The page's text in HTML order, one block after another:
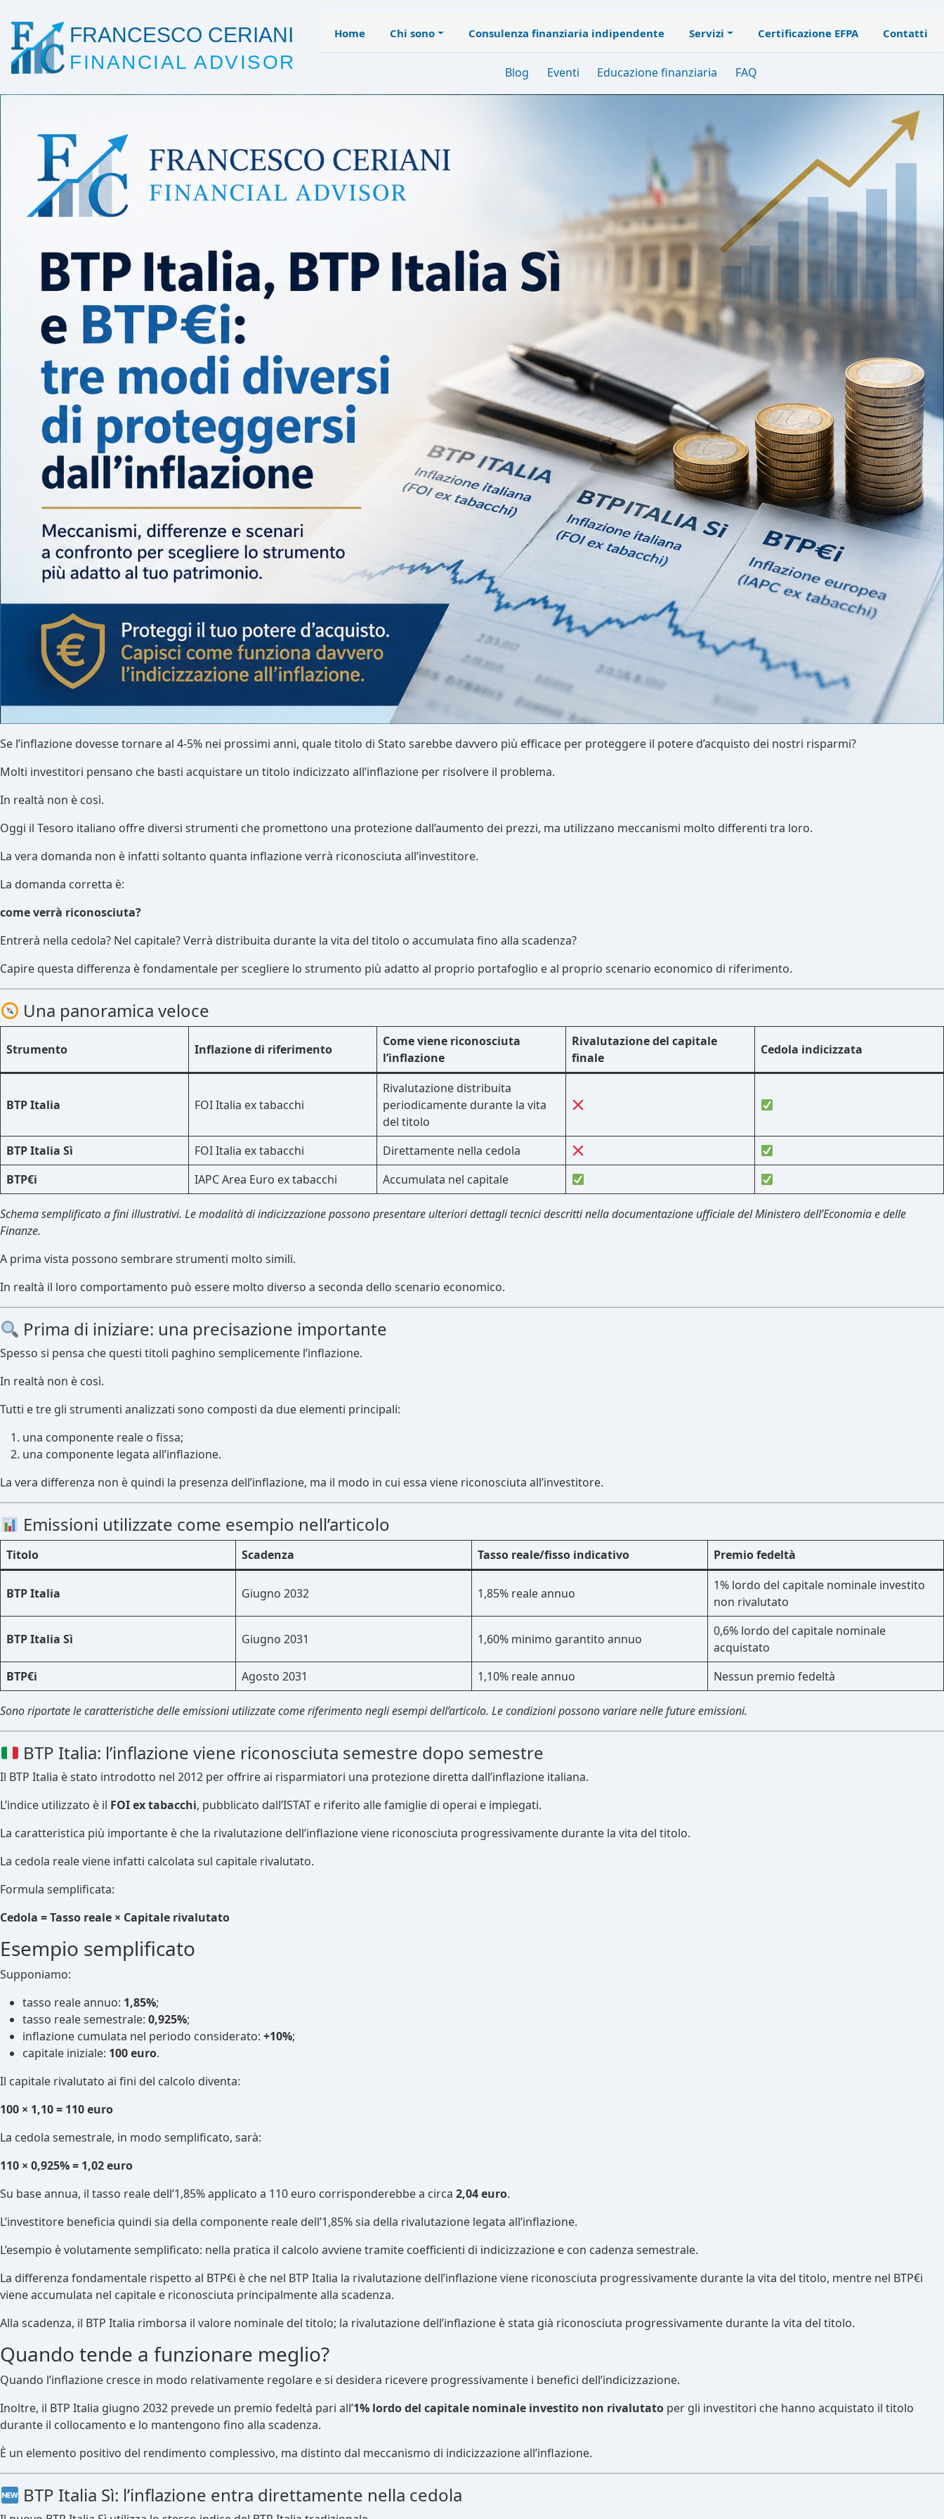
FRANCESCO CERIANI
FINANCIAL ADVISOR
Home Chi sono Consulenza finanziaria indipendente Servizi Certificazione EFPA Contatti
Blog Eventi Educazione finanziaria FAQ
Se l’inflazione dovesse tornare al 4-5% nei prossimi anni, quale titolo di Stato sarebbe davvero più efficace per proteggere il potere d’acquisto dei nostri risparmi?
Molti investitori pensano che basti acquistare un titolo indicizzato all’inflazione per risolvere il problema.
In realtà non è così.
Oggi il Tesoro italiano offre diversi strumenti che promettono una protezione dall’aumento dei prezzi, ma utilizzano meccanismi molto differenti tra loro.
La vera domanda non è infatti soltanto quanta inflazione verrà riconosciuta all’investitore.
La domanda corretta è:
come verrà riconosciuta?
Entrerà nella cedola? Nel capitale? Verrà distribuita durante la vita del titolo o accumulata fino alla scadenza?
Capire questa differenza è fondamentale per scegliere lo strumento più adatto al proprio portafoglio e al proprio scenario economico di riferimento.
Una panoramica veloce
Strumento Inflazione di riferimento
Come viene riconosciuta
l’inflazione
Rivalutazione del capitale
finale
Cedola indicizzata
BTP Italia FOI Italia ex tabacchi
Rivalutazione distribuita
periodicamente durante la vita
del titolo
BTP Italia Sì
FOI Italia ex tabacchi
Direttamente nella cedola
BTP€i
IAPC Area Euro ex tabacchi Accumulata nel capitale
Schema semplificato a fini illustrativi. Le modalità di indicizzazione possono presentare ulteriori dettagli tecnici descritti nella documentazione ufficiale del Ministero dell’Economia e delle
Finanze.
A prima vista possono sembrare strumenti molto simili.
In realtà il loro comportamento può essere molto diverso a seconda dello scenario economico.
Prima di iniziare: una precisazione importante
Spesso si pensa che questi titoli paghino semplicemente l’inflazione.
In realtà non è così.
Tutti e tre gli strumenti analizzati sono composti da due elementi principali:
una componente reale o fissa;
una componente legata all’inflazione.
La vera differenza non è quindi la presenza dell’inflazione, ma il modo in cui essa viene riconosciuta all’investitore.
Emissioni utilizzate come esempio nell’articolo
Titolo Scadenza Tasso reale/fisso indicativo Premio fedeltà
BTP Italia Giugno 2032 1,85% reale annuo
1% lordo del capitale nominale investito
non rivalutato
BTP Italia Sì Giugno 2031 1,60% minimo garantito annuo
0,6% lordo del capitale nominale
acquistato
BTP€i
Agosto 2031 1,10% reale annuo Nessun premio fedeltà
Sono riportate le caratteristiche delle emissioni utilizzate come riferimento negli esempi dell’articolo. Le condizioni possono variare nelle future emissioni.
BTP Italia: l’inflazione viene riconosciuta semestre dopo semestre
Il BTP Italia è stato introdotto nel 2012 per offrire ai risparmiatori una protezione diretta dall’inflazione italiana.
L’indice utilizzato è il FOI ex tabacchi, pubblicato dall’ISTAT e riferito alle famiglie di operai e impiegati.
La caratteristica più importante è che la rivalutazione dell’inflazione viene riconosciuta progressivamente durante la vita del titolo.
La cedola reale viene infatti calcolata sul capitale rivalutato.
Formula semplificata:
Cedola = Tasso reale × Capitale rivalutato
Esempio semplificato
Supponiamo:
tasso reale annuo: 1,85%;
tasso reale semestrale: 0,925%;
inflazione cumulata nel periodo considerato: +10%;
capitale iniziale: 100 euro.
Il capitale rivalutato ai fini del calcolo diventa:
100 × 1,10 = 110 euro
La cedola semestrale, in modo semplificato, sarà:
110 × 0,925% = 1,02 euro
Su base annua, il tasso reale dell’1,85% applicato a 110 euro corrisponderebbe a circa 2,04 euro.
L’investitore beneficia quindi sia della componente reale dell’1,85% sia della rivalutazione legata all’inflazione.
L’esempio è volutamente semplificato: nella pratica il calcolo avviene tramite coefficienti di indicizzazione e con cadenza semestrale.
La differenza fondamentale rispetto al BTP€i è che nel BTP Italia la rivalutazione dell’inflazione viene riconosciuta progressivamente durante la vita del titolo, mentre nel BTP€i
viene accumulata nel capitale e riconosciuta principalmente alla scadenza.
Alla scadenza, il BTP Italia rimborsa il valore nominale del titolo; la rivalutazione dell’inflazione è stata già riconosciuta progressivamente durante la vita del titolo.
Quando tende a funzionare meglio?
Quando l’inflazione cresce in modo relativamente regolare e si desidera ricevere progressivamente i benefici dell’indicizzazione.
Inoltre, il BTP Italia giugno 2032 prevede un premio fedeltà pari all’1% lordo del capitale nominale investito non rivalutato per gli investitori che hanno acquistato il titolo
durante il collocamento e lo mantengono fino alla scadenza.
È un elemento positivo del rendimento complessivo, ma distinto dal meccanismo di indicizzazione all’inflazione.
BTP Italia Sì: l’inflazione entra direttamente nella cedola